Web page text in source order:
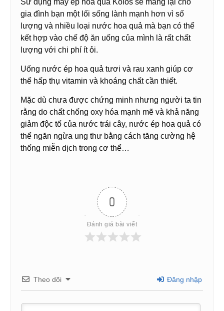
gia đình bạn một lối sống lành mạnh hơn vì số
lượng và nhiều loại nước hoa quả mà bạn có thể
kết hợp vào chế độ ăn uống của mình là rất chất
lượng với chi phí ít ỏi.
Uống nước ép hoa quả tươi và rau xanh giúp cơ
thể hấp thụ vitamin và khoáng chất cần thiết.
Mặc dù chưa được chứng minh nhưng người ta tin
rằng do chất chống oxy hóa mạnh mẽ và khả năng
giảm độc tố của nước trái cây, nước ép hoa quả có
thể ngăn ngừa ung thư bằng cách tăng cường hệ
thống miễn dịch trong cơ thể…
0
Đánh giá bài viết
Theo dõi Đăng nhập